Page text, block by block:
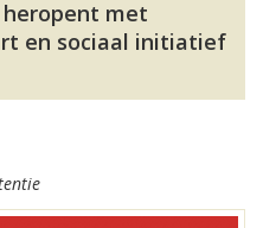
heropent met
en sociaal initiatief